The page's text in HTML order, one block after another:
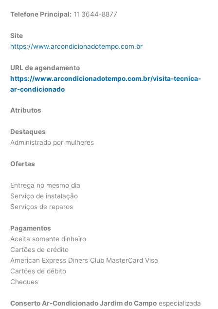
Telefone Principal: 11 3644-8877
Site
https://www.arcondicionadotempo.com.br
URL de agendamento
https://www.arcondicionadotempo.com.br/visita-tecnica-
ar-condicionado
Atributos
Destaques
Administrado por mulheres
Ofertas
Entrega no mesmo dia
Serviço de instalação
Serviços de reparos
Pagamentos
Aceita somente dinheiro
Cartões de crédito
American Express Diners Club MasterCard Visa
Cartões de débito
Cheques
Conserto Ar-Condicionado Jardim do Campo especializada